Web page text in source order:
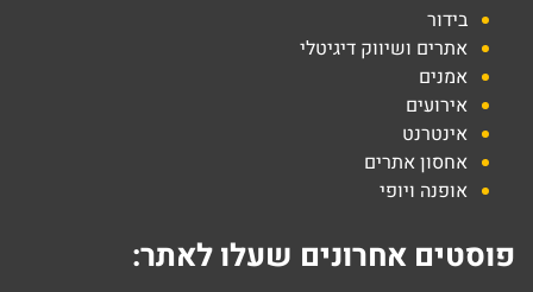
בידור
אתרים ושיווק דיגיטלי
אמנים
אירועים
אינטרנט
אחסון אתרים
אופנה ויופי
פוסטים אחרונים שעלו לאתר: